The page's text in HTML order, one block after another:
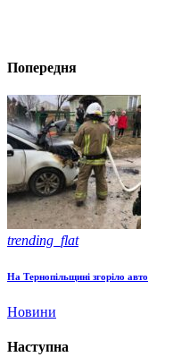
Попередня
trending_flat
На Тернопільщині згоріло авто
Новини
Наступна